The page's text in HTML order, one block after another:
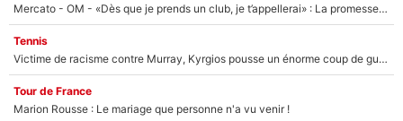
Mercato - OM - «Dès que je prends un club, je t’appellerai» : La promesse de Marcelino au moment de claquer la porte
Tennis
Victime de racisme contre Murray, Kyrgios pousse un énorme coup de gueule !
Tour de France
Marion Rousse : Le mariage que personne n'a vu venir !